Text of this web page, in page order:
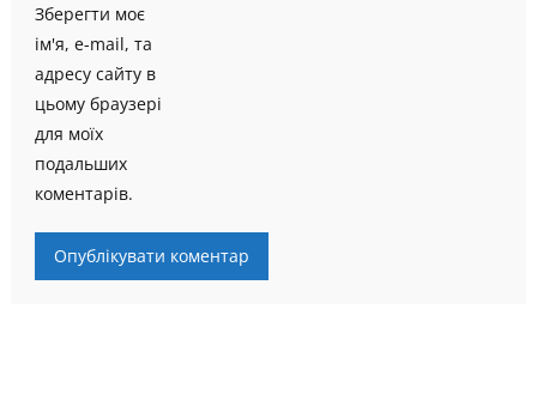
Зберегти моє
ім'я, e-mail, та
адресу сайту в
цьому браузері
для моїх
подальших
коментарів.